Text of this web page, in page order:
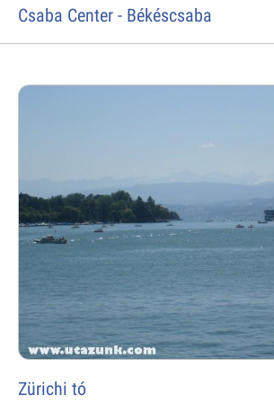
Csaba Center - Békéscsaba
Zürichi tó